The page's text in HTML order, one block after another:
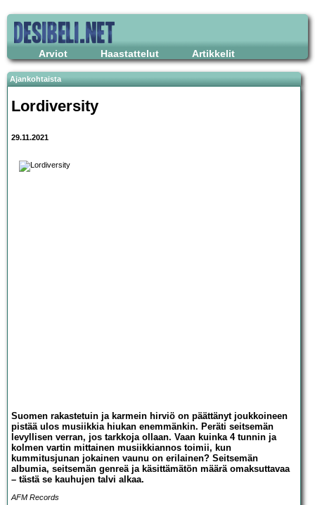
Arviot Haastattelut Artikkelit
Ajankohtaista
Lordiversity
29.11.2021
Suomen rakastetuin ja karmein hirviö on päättänyt joukkoineen
pistää ulos musiikkia hiukan enemmänkin. Peräti seitsemän
levyllisen verran, jos tarkkoja ollaan. Vaan kuinka 4 tunnin ja
kolmen vartin mittainen musiikkiannos toimii, kun
kummitusjunan jokainen vaunu on erilainen? Seitsemän
albumia, seitsemän genreä ja käsittämätön määrä omaksuttavaa
– tästä se kauhujen talvi alkaa.
AFM Records